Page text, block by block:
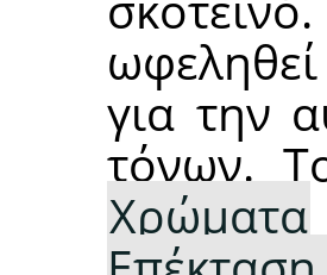
για την
τόνων.
Χρώματα